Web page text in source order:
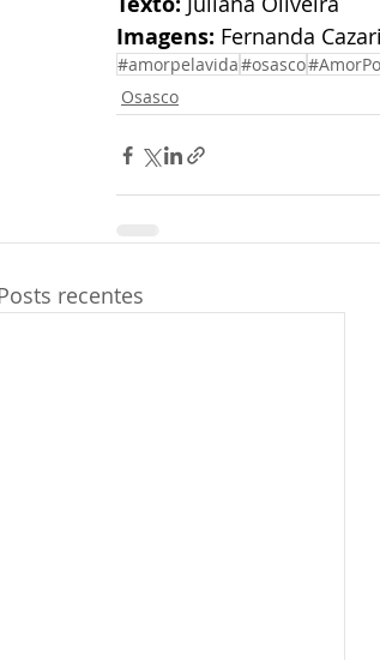
Imagens: Fernanda
#amorpelavida#osasco
Osasco
recentes